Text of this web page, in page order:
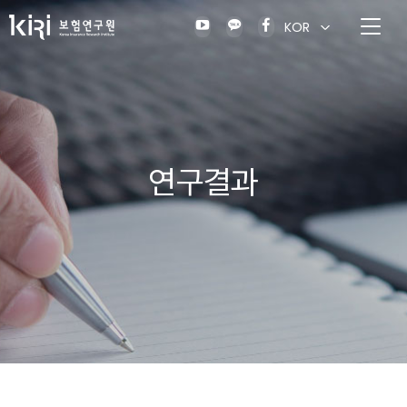
KOR
연구결과